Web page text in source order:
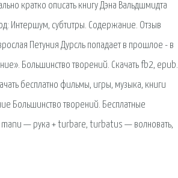
кратко описать книгу Дэна Вальдшмидта
Интершум, cубтитры. Содержание. Отзыв
Петуния Дурсль попадает в прошлое - в
Большинство творений. Скачать fb2, epub.
бесплатно фильмы, игры, музыка, книги
Большинство творений. Бесплатные
manu — рука + turbare, turbatus — волновать,